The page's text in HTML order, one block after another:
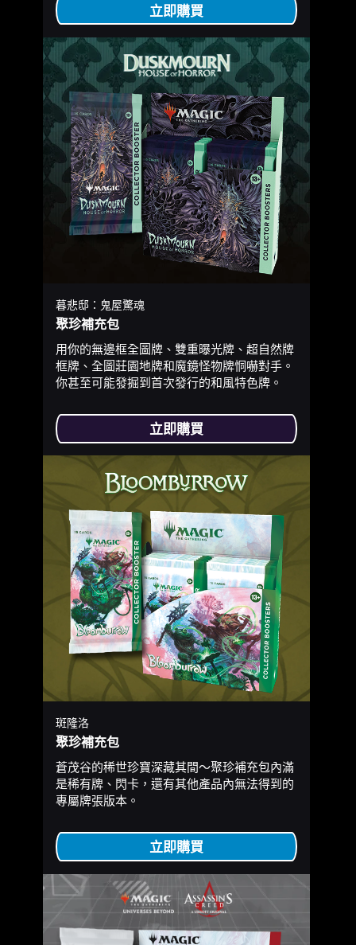
立即購買
暮悲邸：鬼屋驚魂
聚珍補充包
用你的無邊框全圖牌、雙重曝光牌、超自然牌
框牌、全圖莊園地牌和魔鏡怪物牌恫嚇對手。
你甚至可能發掘到首次發行的和風特色牌。
立即購買
斑隆洛
聚珍補充包
蒼茂谷的稀世珍寶深藏其間～聚珍補充包內滿
是稀有牌、閃卡，還有其他產品內無法得到的
專屬牌張版本。
立即購買